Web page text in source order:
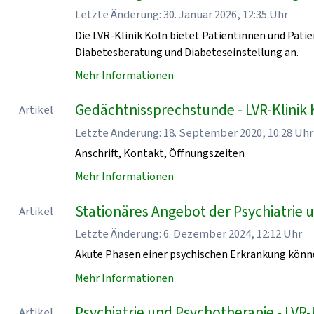
Letzte Änderung: 30. Januar 2026, 12:35 Uhr
Die LVR-Klinik Köln bietet Patientinnen und
Diabetesberatung und Diabeteseinstellung an.
Mehr Informationen
Artikel Gedächtnissprechstunde - LVR-Klinik
Letzte Änderung: 18. September 2020, 10:28 Uhr
Anschrift, Kontakt, Öffnungszeiten
Mehr Informationen
Artikel Stationäres Angebot der Psychiatrie
Letzte Änderung: 6. Dezember 2024, 12:12 Uhr
Akute Phasen einer psychischen Erkrankung
Mehr Informationen